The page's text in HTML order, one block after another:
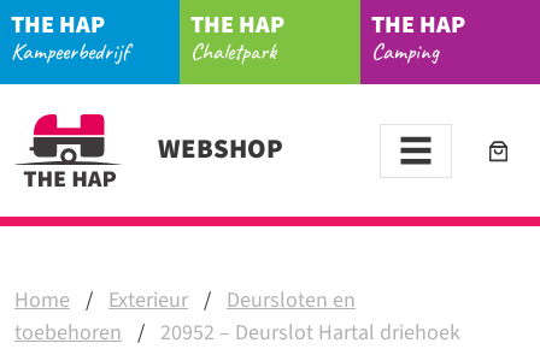
THE HAP
Kampeerbedrijf
THE HAP
Chaletpark
THE HAP
Camping
WEBSHOP
Home / Exterieur / Deursloten en
toebehoren / 20952 – Deurslot Hartal driehoek